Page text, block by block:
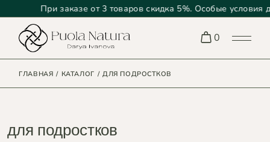
При заказе от 3 товаров скидка 5%. Особые условия
Skip
content
0
ГЛАВНАЯ КАТАЛОГ ДЛЯ ПОДРОСТКОВ
для подростков